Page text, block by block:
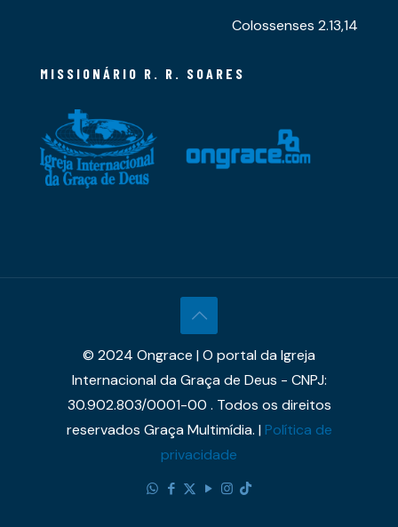
Colossenses 2.13,14
MISSIONÁRIO R. R. SOARES
© 2024 Ongrace | O portal da Igreja
Internacional da Graça de Deus - CNPJ:
30.902.803/0001-00 . Todos os direitos
reservados Graça Multimídia. |Política de
privacidade